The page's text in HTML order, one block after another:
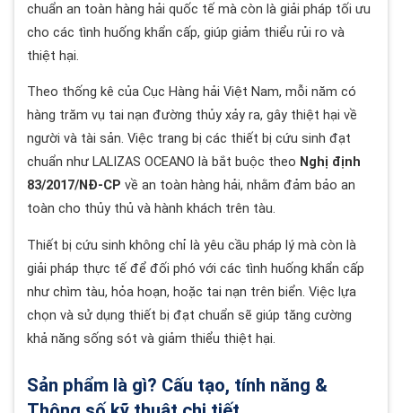
chuẩn an toàn hàng hải quốc tế mà còn là giải pháp tối ưu
cho các tình huống khẩn cấp, giúp giảm thiểu rủi ro và
thiệt hại.
Theo thống kê của Cục Hàng hải Việt Nam, mỗi năm có
hàng trăm vụ tai nạn đường thủy xảy ra, gây thiệt hại về
người và tài sản. Việc trang bị các thiết bị cứu sinh đạt
chuẩn như LALIZAS OCEANO là bắt buộc theo Nghị định
83/2017/NĐ-CP về an toàn hàng hải, nhằm đảm bảo an
toàn cho thủy thủ và hành khách trên tàu.
Thiết bị cứu sinh không chỉ là yêu cầu pháp lý mà còn là
giải pháp thực tế để đối phó với các tình huống khẩn cấp
như chìm tàu, hỏa hoạn, hoặc tai nạn trên biển. Việc lựa
chọn và sử dụng thiết bị đạt chuẩn sẽ giúp tăng cường
khả năng sống sót và giảm thiểu thiệt hại.
Sản phẩm là gì? Cấu tạo, tính năng &